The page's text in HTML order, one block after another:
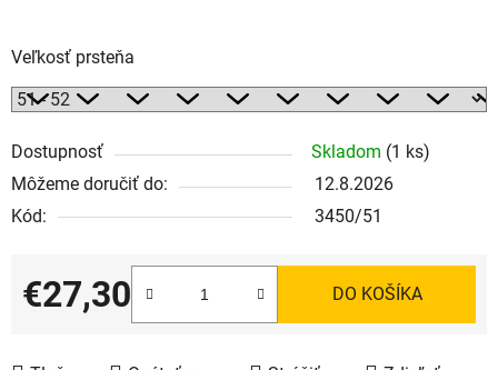
Veľkosť prsteňa
Dostupnosť Skladom (1 ks)
Môžeme doručiť do:
12.8.2026
Kód:
3450/51
€27,30
Jednotková cena:
DO KOŠÍKA